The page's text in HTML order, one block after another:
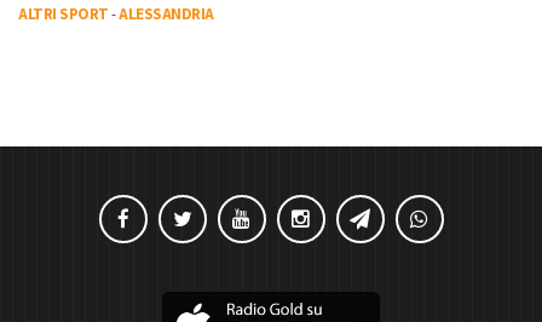
ALTRI SPORT-ALESSANDRIA